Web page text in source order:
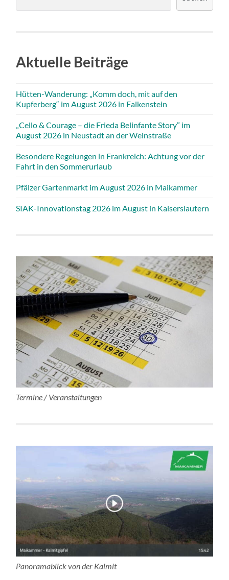
Aktuelle Beiträge
Hütten-Wanderung: „Komm doch, mit auf den
Kupferberg“ im August 2026 in Falkenstein
„Cello & Courage – die Frieda Belinfante Story” im
August 2026 in Neustadt an der Weinstraße
Besondere Regelungen in Frankreich: Achtung vor der
Fahrt in den Sommerurlaub
Pfälzer Gartenmarkt im August 2026 in Maikammer
SIAK-Innovationstag 2026 im August in Kaiserslautern
Termine / Veranstaltungen
Panoramablick von der Kalmit